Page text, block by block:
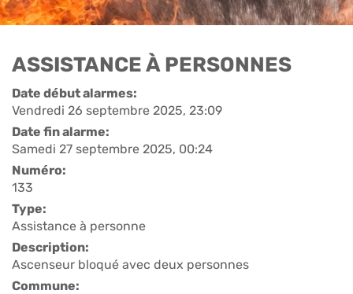
ASSISTANCE À PERSONNES
Date début alarmes:
Vendredi 26 septembre 2025, 23:09
Date fin alarme:
Samedi 27 septembre 2025, 00:24
Numéro:
133
Type:
Assistance à personne
Description:
Ascenseur bloqué avec deux personnes
Commune: